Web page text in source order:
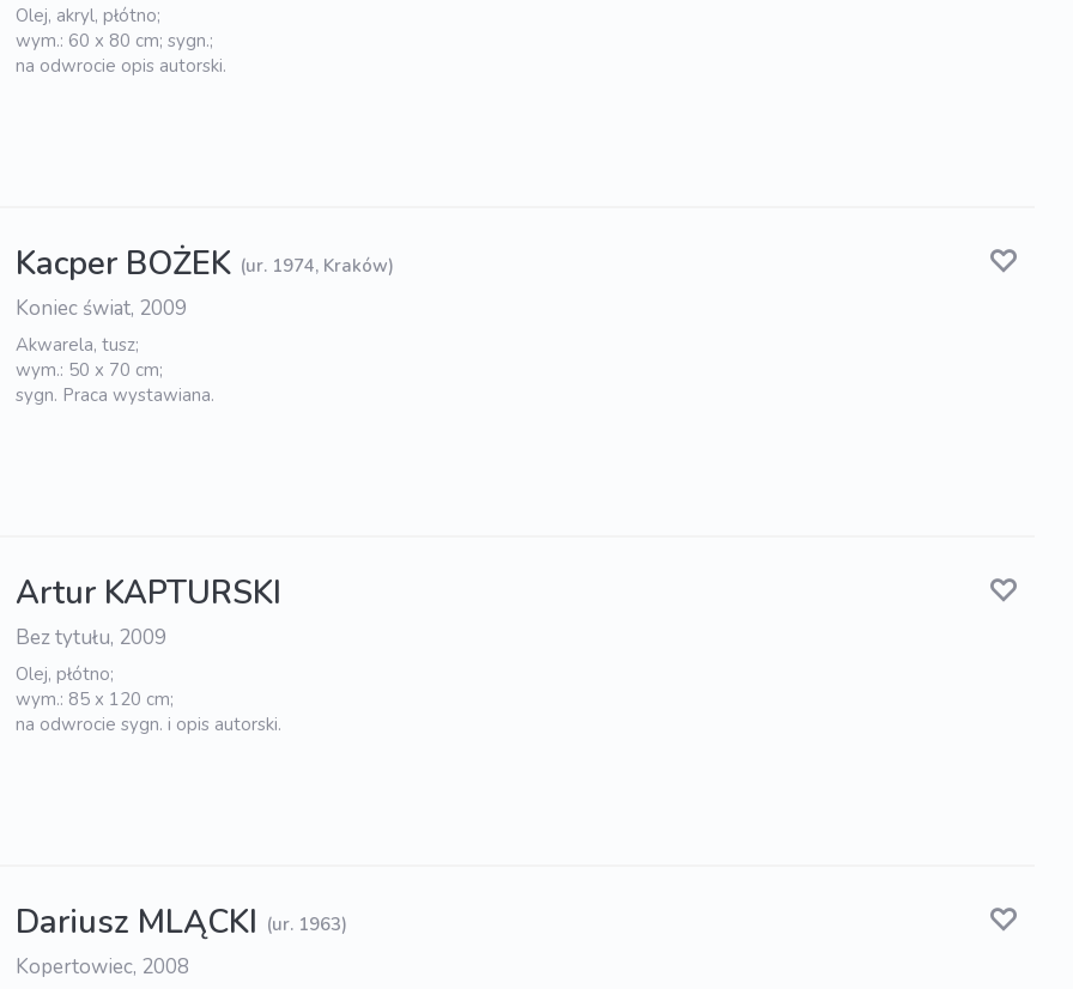
Olej, akryl, płótno;
wym.: 60 x 80 cm; sygn.;
na odwrocie opis autorski.
Kacper BOŻEK (ur. 1974, Kraków)
Koniec świat, 2009
Akwarela, tusz;
wym.: 50 x 70 cm;
sygn. Praca wystawiana.
Artur KAPTURSKI
Bez tytułu, 2009
Olej, płótno;
wym.: 85 x 120 cm;
na odwrocie sygn. i opis autorski.
Dariusz MLĄCKI (ur. 1963)
Kopertowiec, 2008